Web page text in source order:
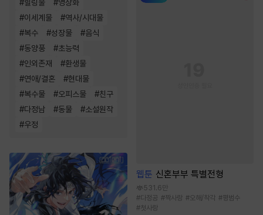
#힐링물 #영상화
#이세계물 #역사/시대물
#복수 #성장물 #음식
#동양풍 #초능력
#인외존재 #환생물
#연애/결혼 #현대물
#복수물 #오피스물 #친구
#다정남 #동물 #소설원작
#우정
웹툰 신혼부부 특별전형
531.6만
#다정공 #짝사랑 #오해/착각 #평범수
#첫사랑